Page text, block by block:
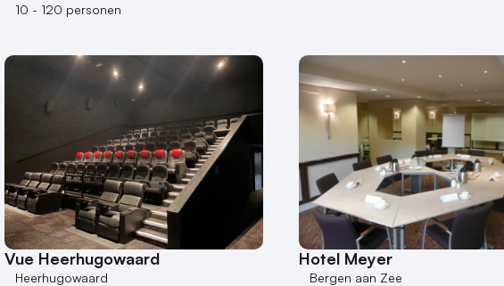
10 - 120 personen
Vue Heerhugowaard
Heerhugowaard
Hotel Meyer
Bergen aan Zee